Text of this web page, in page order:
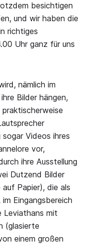
besichtigen
und wir haben die
richtiges
Uhr ganz für uns
nämlich im
Bilder hängen,
Videos ihres
vor,
ihre Ausstellung
Dutzend Bilder
auf Papier), die als
Eingangsbereich
Leviathans mit
(glasierte
einem großen